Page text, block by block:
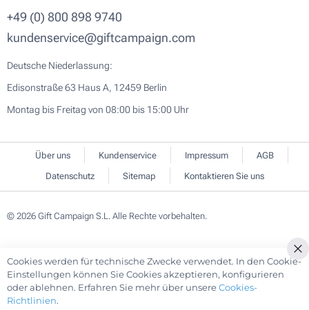
+49 (0) 800 898 9740
kundenservice@giftcampaign.com
Deutsche Niederlassung:
Edisonstraße 63 Haus A, 12459 Berlin
Montag bis Freitag von 08:00 bis 15:00 Uhr
Über uns Kundenservice Impressum
AGB
Datenschutz
Sitemap Kontaktieren Sie uns
© 2026 Gift Campaign S.L. Alle Rechte vorbehalten.
Cookies werden für technische Zwecke verwendet. In den Cookie-
Einstellungen können Sie Cookies akzeptieren, konfigurieren
oder ablehnen. Erfahren Sie mehr über unsereCookies-
Richtlinien.